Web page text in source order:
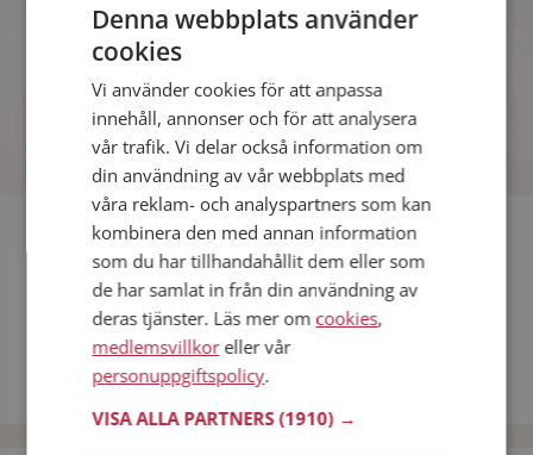
tar en minut att bli medlem på
Mötesplatsen, sen kan du lära dig allt
Fler singlar
Fler singelkvinnor från Trollhättan :Jana,Helena,Päivi
Män från Trollhättan
Dejta kvinnor i Sverige
Dejta män i Sverige
Denna webbplats använder
cookies
Vi använder cookies för att anpassa
innehåll, annonser och för att analysera
vår trafik. Vi delar också information om
din användning av vår webbplats med
våra reklam- och analyspartners som kan
kombinera den med annan information
som du har tillhandahållit dem eller som
de har samlat in från din användning av
deras tjänster. Läs mer om cookies,
medlemsvillkoreller vår
personuppgiftspolicy.
VISA ALLA PARTNERS(1910) →